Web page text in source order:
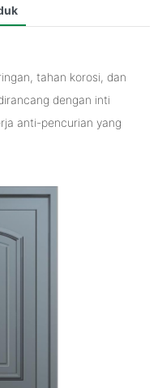
tahan korosi, dan
dengan inti
anti-pencurian yang